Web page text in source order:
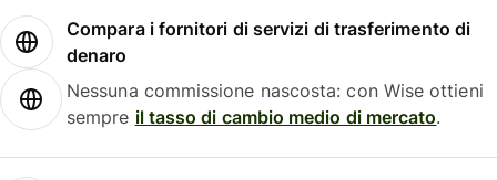
Compara i fornitori di servizi di trasferimento di
denaro
Nessuna commissione nascosta: con Wise ottieni
sempre il tasso di cambio medio di mercato.